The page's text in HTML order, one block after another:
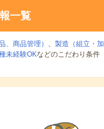
一覧
、商品管理） 、 製造（組立・加
未経験OKなどのこだわり条件